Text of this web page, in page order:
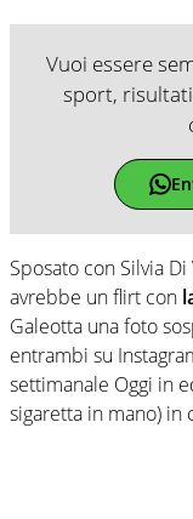
Vuoi essere
sport,
Sposato con Silvia
avrebbe un flirt con
Galeotta una foto
entrambi su
settimanale Oggi in
sigaretta in mano) in